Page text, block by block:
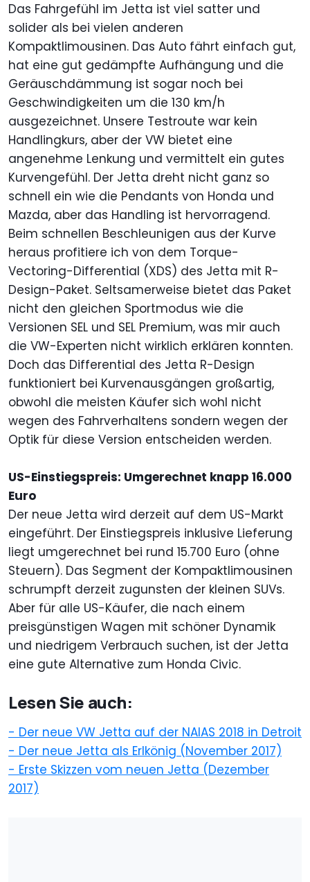
Das Fahrgefühl im Jetta ist viel satter und
solider als bei vielen anderen
Kompaktlimousinen. Das Auto fährt einfach gut,
hat eine gut gedämpfte Aufhängung und die
Geräuschdämmung ist sogar noch bei
Geschwindigkeiten um die 130 km/h
ausgezeichnet. Unsere Testroute war kein
Handlingkurs, aber der VW bietet eine
angenehme Lenkung und vermittelt ein gutes
Kurvengefühl. Der Jetta dreht nicht ganz so
schnell ein wie die Pendants von Honda und
Mazda, aber das Handling ist hervorragend.
Beim schnellen Beschleunigen aus der Kurve
heraus profitiere ich von dem Torque-
Vectoring-Differential (XDS) des Jetta mit R-
Design-Paket. Seltsamerweise bietet das Paket
nicht den gleichen Sportmodus wie die
Versionen SEL und SEL Premium, was mir auch
die VW-Experten nicht wirklich erklären konnten.
Doch das Differential des Jetta R-Design
funktioniert bei Kurvenausgängen großartig,
obwohl die meisten Käufer sich wohl nicht
wegen des Fahrverhaltens sondern wegen der
Optik für diese Version entscheiden werden.
US-Einstiegspreis: Umgerechnet knapp 16.000
Euro
Der neue Jetta wird derzeit auf dem US-Markt
eingeführt. Der Einstiegspreis inklusive Lieferung
liegt umgerechnet bei rund 15.700 Euro (ohne
Steuern). Das Segment der Kompaktlimousinen
schrumpft derzeit zugunsten der kleinen SUVs.
Aber für alle US-Käufer, die nach einem
preisgünstigen Wagen mit schöner Dynamik
und niedrigem Verbrauch suchen, ist der Jetta
eine gute Alternative zum Honda Civic.
Lesen Sie auch:
- Der neue VW Jetta auf der NAIAS 2018 in Detroit
- Der neue Jetta als Erlkönig (November 2017)
- Erste Skizzen vom neuen Jetta (Dezember
2017)